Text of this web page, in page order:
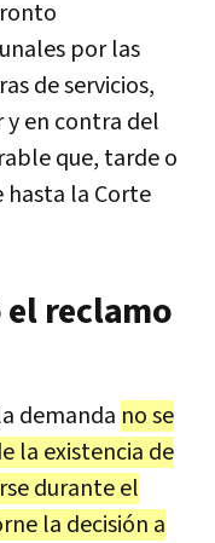
por las
de servicios,
y en contra del
que, tarde o
hasta la Corte
el reclamo
demanda no se
la existencia de
du­rante el
la decisión a